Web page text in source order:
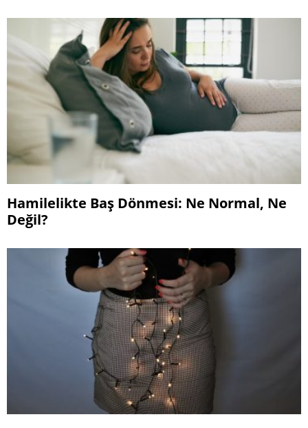
Hamilelikte Baş Dönmesi: Ne Normal, Ne
Değil?